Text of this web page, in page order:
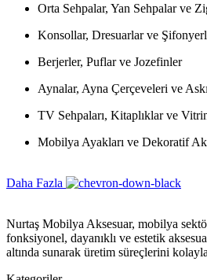
Orta Sehpalar, Yan Sehpalar ve
Konsollar, Dresuarlar ve
Berjerler, Puflar ve Jozefinler
Aynalar, Ayna Çerçeveleri ve
TV Sehpaları, Kitaplıklar ve
Mobilya Ayakları ve Dekoratif
Daha Fazla
Nurtaş Mobilya Aksesuar, mobilya
fonksiyonel, dayanıklı ve estetik
altında sunarak üretim süreçlerini